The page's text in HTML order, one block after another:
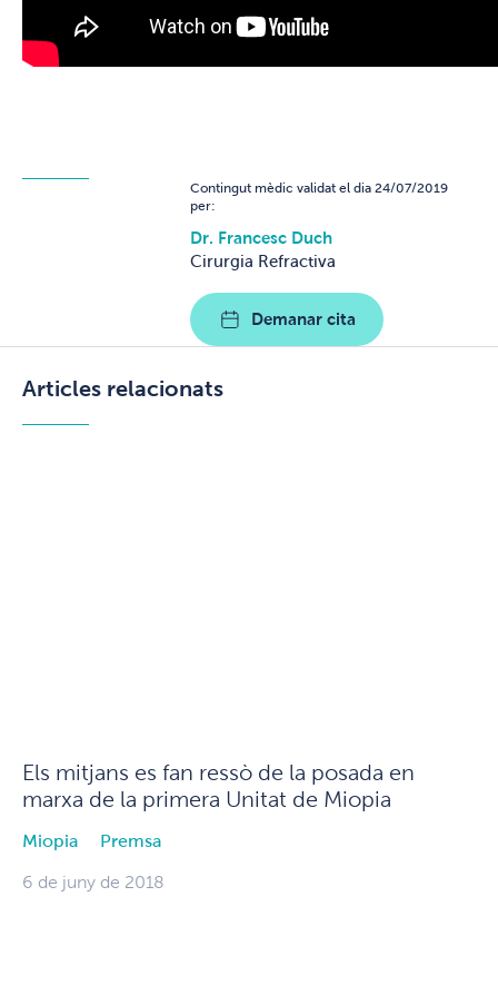
Contingut mèdic validat el dia 24/07/2019
per:
Dr. Francesc Duch
Cirurgia Refractiva
Demanar cita
Articles relacionats
Els mitjans es fan ressò de la posada en
marxa de la primera Unitat de Miopia
Miopia Premsa
6 de juny de 2018